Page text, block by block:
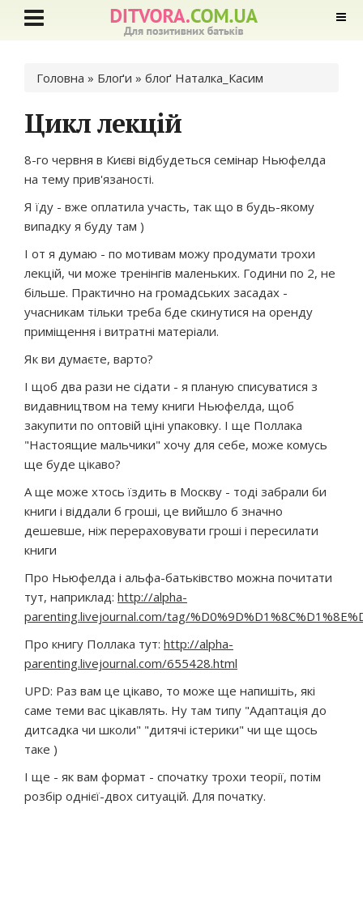
Ви є тут
Головна » Блоґи » блоґ Наталка_Касим
Цикл лекцій
8-го червня в Києві відбудеться семінар Ньюфелда
на тему прив'язаності.
Я їду - вже оплатила участь, так що в будь-якому
випадку я буду там )
І от я думаю - по мотивам можу продумати трохи
лекцій, чи може тренінгів маленьких. Години по 2, не
більше. Практично на громадських засадах -
учасникам тільки треба бде скинутися на оренду
приміщення і витратні матеріали.
Як ви думаєте, варто?
І щоб два рази не сідати - я планую списуватися з
видавництвом на тему книги Ньюфелда, щоб
закупити по оптовій ціні упаковку. І ще Поллака
"Настоящие мальчики" хочу для себе, може комусь
ще буде цікаво?
А ще може хтось їздить в Москву - тоді забрали би
книги і віддали б гроші, це вийшло б значно
дешевше, ніж перераховувати гроші і пересилати
книги
Про Ньюфелда і альфа-батьківство можна почитати
тут, наприклад: http://alpha-
parenting.livejournal.com/tag/
Про книгу Поллака тут: http://alpha-
parenting.livejournal.com/655428.html
UPD: Раз вам це цікаво, то може ще напишіть, які
саме теми вас цікавлять. Ну там типу "Адаптація до
дитсадка чи школи" "дитячі істерики" чи ще щось
таке )
І ще - як вам формат - спочатку трохи теорії, потім
розбір однієї-двох ситуацій. Для початку.